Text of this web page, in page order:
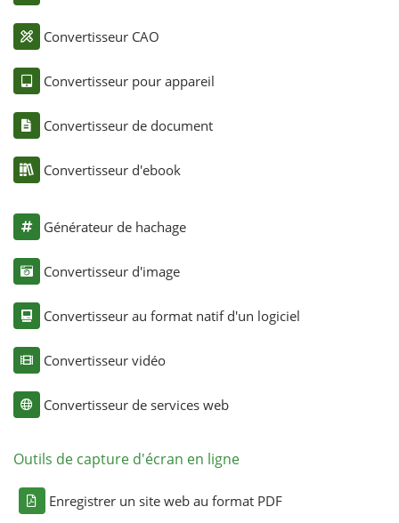
Convertisseur CAO
Convertisseur pour appareil
Convertisseur de document
Convertisseur d'ebook
Générateur de hachage
Convertisseur d'image
Convertisseur au format natif d'un logiciel
Convertisseur vidéo
Convertisseur de services web
Outils de capture d'écran en ligne
Enregistrer un site web au format PDF